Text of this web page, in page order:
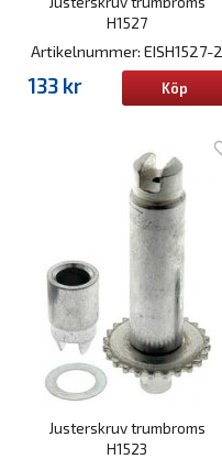
H1527
Artikelnummer: EISH1527-2
133 kr Köp
Justerskruv trumbroms
H1523